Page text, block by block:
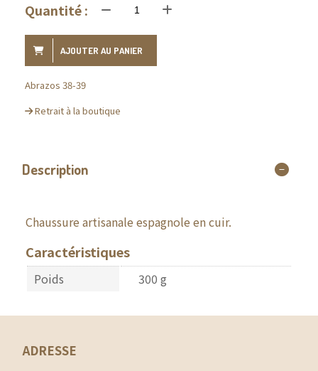
Quantité :
AJOUTER AU PANIER
Abrazos 38-39
Retrait à la boutique
Description
Chaussure artisanale espagnole en cuir.
Caractéristiques
Poids 300 g
ADRESSE